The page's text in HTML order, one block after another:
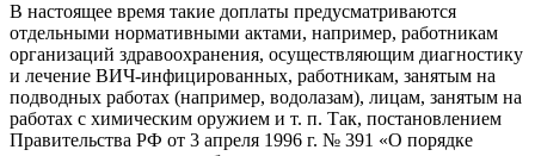
В настоящее время такие доплаты предусматриваются
отдельными нормативными актами, например, работникам
организаций здравоохранения, осуществляющим диагностику
и лечение ВИЧ-инфицированных, работникам, занятым на
подводных работах (например, водолазам), лицам, занятым на
работах с химическим оружием и т. п. Так, постановлением
Правительства РФ от 3 апреля 1996 г. № 391 «О порядке